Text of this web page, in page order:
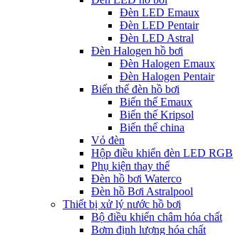
Đèn LED Emaux
Đèn LED Pentair
Đèn LED Astral
Đèn Halogen hồ bơi
Đèn Halogen Emaux
Đèn Halogen Pentair
Biến thế đèn hồ bơi
Biến thế Emaux
Biến thế Kripsol
Biến thế china
Vỏ đèn
Hộp điều khiển đèn LED RGB
Phụ kiện thay thế
Đèn hồ bơi Waterco
Đèn hồ Bơi Astralpool
Thiết bị xử lý nước hồ bơi
Bộ điều khiển châm hóa chất
Bơm định lượng hóa chất